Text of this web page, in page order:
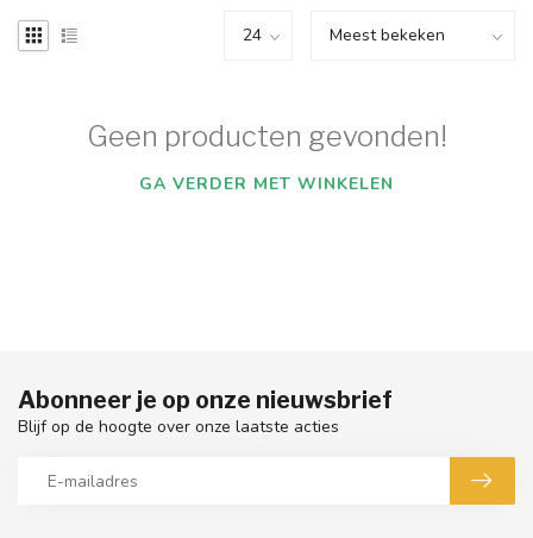
Geen producten gevonden!
GA VERDER MET WINKELEN
Abonneer je op onze nieuwsbrief
Blijf op de hoogte over onze laatste acties